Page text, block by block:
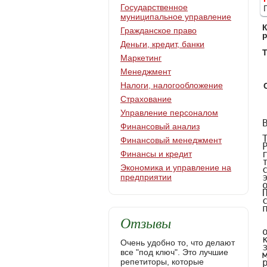
Введение

Термин "гражданское право" возник давно,известен со времён Древнего Рима и происходит от латинского выражения jus civile - "право гражданское", под которым понималось право римских граждан. Позднее термин получил всеобщее распространение, употребляется в различных системах права, содержание в определённой мере меняется с изменением экономических, политических и культурных условий жизни того или иного общества. В современном праве термин "гражданское право" многозначен. Под ним понимают, в частности: а) отрасль
Государственное
муниципальное управление
Гражданское право
Деньги, кредит, банки
Маркетинг
Менеджмент
Налоги, налогообложение
Страхование
Управление персоналом
Финансовый анализ
Финансовый менеджмент
Финансы и кредит
Экономика и управление на
предприятии
Отзывы
Очень удобно то, что делают
все "под ключ". Это лучшие
репетиторы, которые